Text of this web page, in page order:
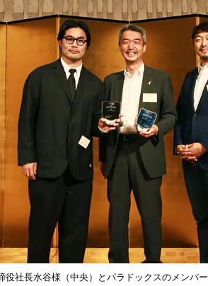
社長水谷様（中央）とパラドックスのメンバー